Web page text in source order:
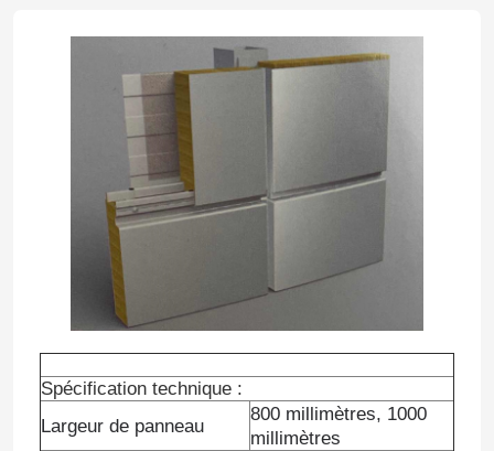
Spécification technique :
Largeur de panneau
800 millimètres, 1000
millimètres